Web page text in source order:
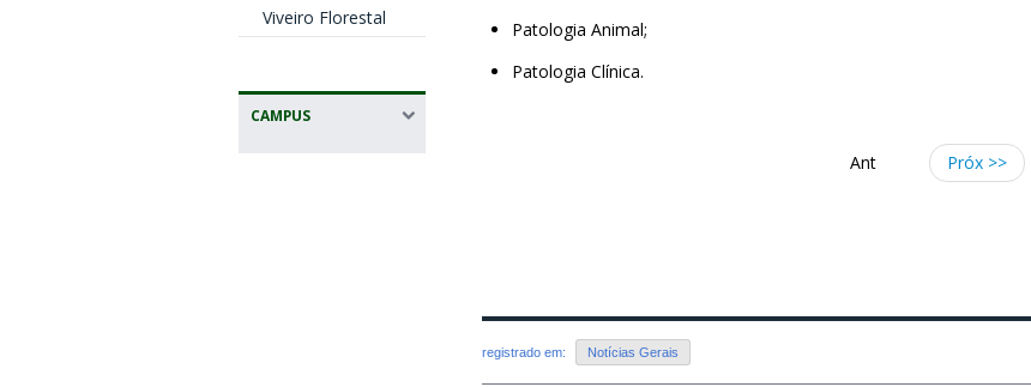
Viveiro Florestal
CAMPUS
Patologia Animal;
Patologia Clínica.
Ant Próx >>
registrado em: Notícias Gerais